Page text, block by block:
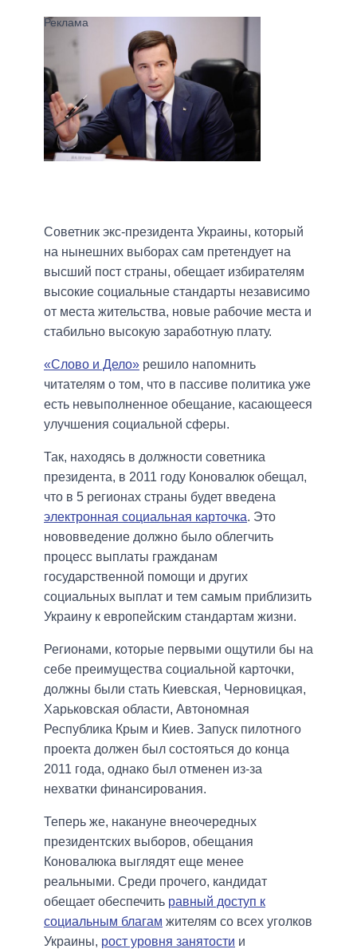
Советник экс-президента Украины, который
на нынешних выборах сам претендует на
высший пост страны, обещает избирателям
высокие социальные стандарты независимо
от места жительства, новые рабочие места и
стабильно высокую заработную плату.
«Слово и Дело» решило напомнить
читателям о том, что в пассиве политика уже
есть невыполненное обещание, касающееся
улучшения социальной сферы.
Так, находясь в должности советника
президента, в 2011 году Коновалюк обещал,
что в 5 регионах страны будет введена
электронная социальная карточка. Это
нововведение должно было облегчить
процесс выплаты гражданам
государственной помощи и других
социальных выплат и тем самым приблизить
Украину к европейским стандартам жизни.
Регионами, которые первыми ощутили бы на
себе преимущества социальной карточки,
должны были стать Киевская, Черновицкая,
Харьковская области, Автономная
Республика Крым и Киев. Запуск пилотного
проекта должен был состояться до конца
2011 года, однако был отменен из-за
нехватки финансирования.
Теперь же, накануне внеочередных
президентских выборов, обещания
Коновалюка выглядят еще менее
реальными. Среди прочего, кандидат
обещает обеспечить равный доступ к
социальным благам жителям со всех уголков
Украины, рост уровня занятости и